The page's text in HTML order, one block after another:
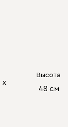
х
Высота
48 см